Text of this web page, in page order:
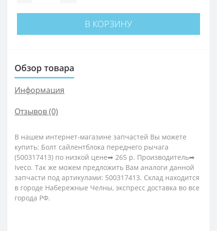
В КОРЗИНУ
Обзор товара
Информация
Отзывов (0)
В нашем интернет-магазине запчастей Вы можете
купить: Болт сайлентблока переднего рычага
(500317413) по низкой цене➡ 265 р. Производитель➡
Iveco. Так же можем предложить Вам аналоги данной
запчасти под артикулами: 500317413. Склад находится
в городе Набережные Челны, экспресс доставка во все
города РФ.